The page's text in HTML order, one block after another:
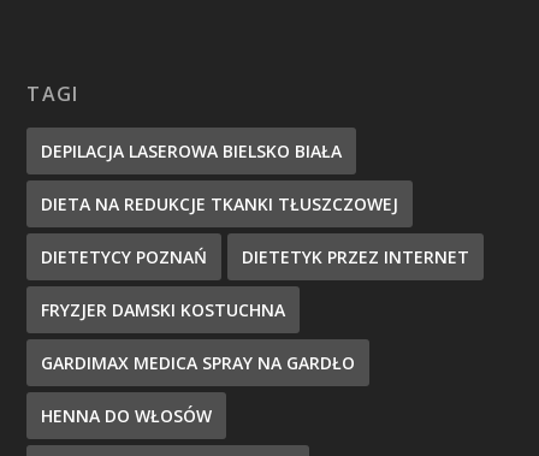
TAGI
DEPILACJA LASEROWA BIELSKO BIAŁA
DIETA NA REDUKCJE TKANKI TŁUSZCZOWEJ
DIETETYCY POZNAŃ DIETETYK PRZEZ INTERNET
FRYZJER DAMSKI KOSTUCHNA
GARDIMAX MEDICA SPRAY NA GARDŁO
HENNA DO WŁOSÓW